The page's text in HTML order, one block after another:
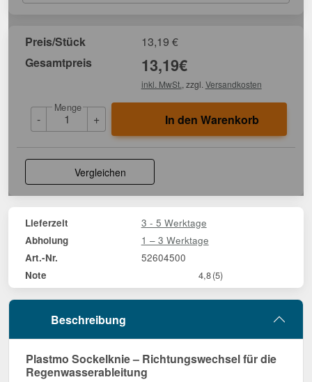
Preis/Stück 13,19 €
Gesamtpreis
13,19€
inkl. MwSt. , zzgl. Versandkosten
-
Menge
+ In den Warenkorb
Vergleichen
Lieferzeit 3 - 5 Werktage
Abholung 1 – 3 Werktage
Art.-Nr. 52604500
Note 4,8(5)
Beschreibung
Plastmo Sockelknie – Richtungswechsel für die
Regenwasserableitung